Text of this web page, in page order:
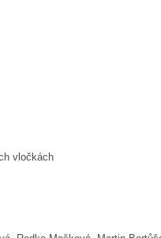
vločkách